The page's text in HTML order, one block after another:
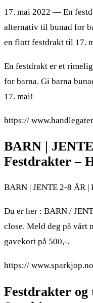
17. mai 2022 — En
alternativ til bunad for
en flott festdrakt til 17.
En festdrakt er et
for barna. Gi barna
17. mai!
https://
BARN |
Festdrakter –
BARN | JENTE 2-8 ÅR |
Du er her : BARN /
close. Meld deg på vårt
gavekort på 500,-.
https://
Festdrakter